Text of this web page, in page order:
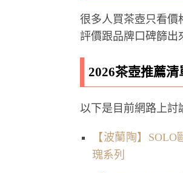
很多人買茶壺只看價
評價跟品牌口碑篩出
2026茶壺推薦清
以下是目前網路上討
【波蘭陶】
瑰系列